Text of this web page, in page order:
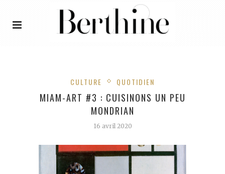
CULTURE QUOTIDIEN
MIAM-ART #3 : CUISINONS UN PEU
MONDRIAN
16 avril 2020